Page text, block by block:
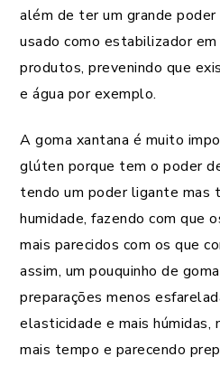
além de ter um grande
usado como estabilizador em
produtos, prevenindo que
e água por exemplo.
A goma xantana é muito
glúten porque tem o poder
tendo um poder ligante mas
humidade, fazendo com que
mais parecidos com os que
assim, um pouquinho de
preparações menos
elasticidade e mais húmidas,
mais tempo e parecendo